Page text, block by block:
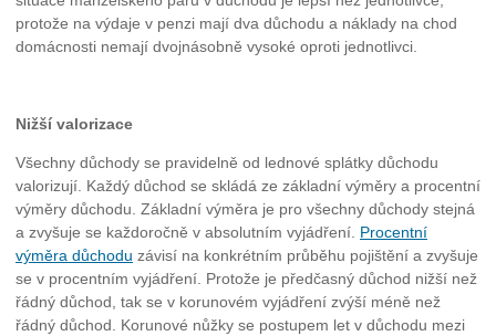
protože na výdaje v penzi mají dva důchodu a náklady na chod
domácnosti nemají dvojnásobně vysoké oproti jednotlivci.
Nižší valorizace
Všechny důchody se pravidelně od lednové splátky důchodu
valorizují. Každý důchod se skládá ze základní výměry a procentní
výměry důchodu. Základní výměra je pro všechny důchody stejná
a zvyšuje se každoročně v absolutním vyjádření. Procentní
výměra důchodu závisí na konkrétním průběhu pojištění a zvyšuje
se v procentním vyjádření. Protože je předčasný důchod nižší než
řádný důchod, tak se v korunovém vyjádření zvýší méně než
řádný důchod. Korunové nůžky se postupem let v důchodu mezi